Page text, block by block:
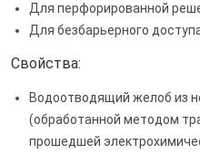
Для перфорированной
Для безбарьерного
Свойства:
Водоотводящий желоб из
(обработанной методом
прошедшей